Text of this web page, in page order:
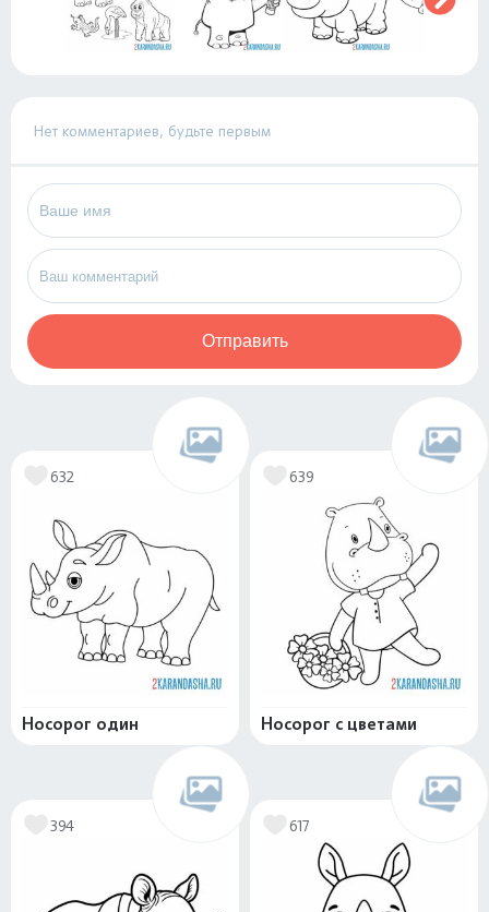
Нет комментариев, будьте первым
Отправить
632
Носорог один
639
Носорог с цветами
394 617